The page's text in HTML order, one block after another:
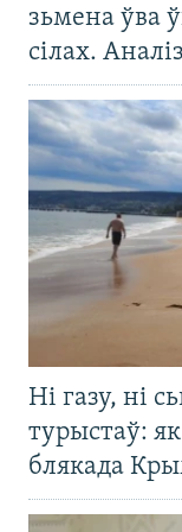
зьмена ўва
сілах.
Ні газу, ні
турыстаў:
блякада